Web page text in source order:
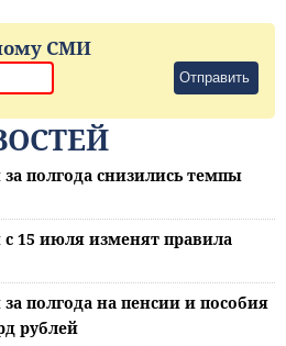
СМИ
Отправить
полгода снизились темпы
с 15 июля изменят правила
полгода на пенсии и пособия
рублей